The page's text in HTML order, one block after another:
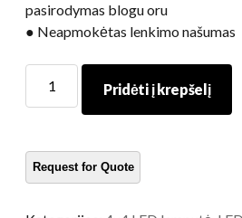
pasirodymas blogu oru
● Neapmokėtas lenkimo našumas
Road
Bar“
kiekis
Pridėti į krepšelį